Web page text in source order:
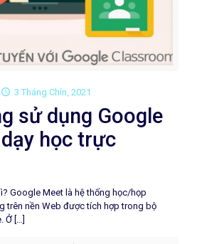
3 Tháng Chín, 2021
sử dụng Google
học trực
Google Meet là hệ thống học/họp
trên nền Web được tích hợp trong bộ
Ở […]